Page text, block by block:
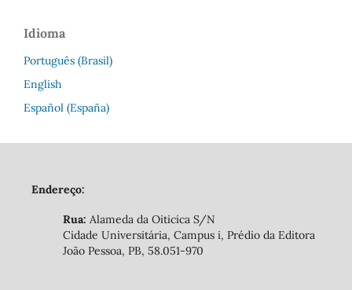
Idioma
Português (Brasil)
English
Español (España)
Endereço:
Rua: Alameda da Oiticica S/N
Cidade Universitária, Campus i, Prédio da Editora
João Pessoa, PB, 58.051-970